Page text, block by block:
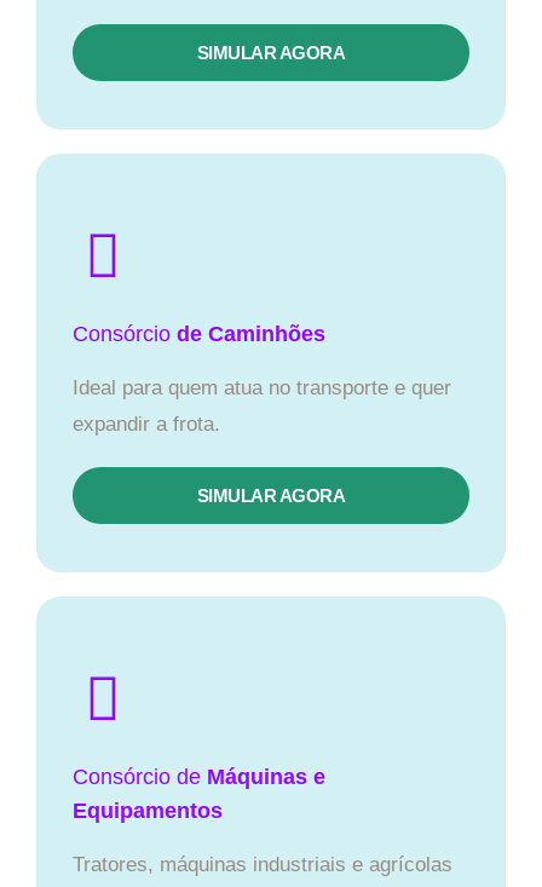
SIMULAR AGORA
Consórcio de Caminhões
Ideal para quem atua no transporte e quer
expandir a frota.
SIMULAR AGORA
Consórcio de Máquinas e
Equipamentos
Tratores, máquinas industriais e agrícolas